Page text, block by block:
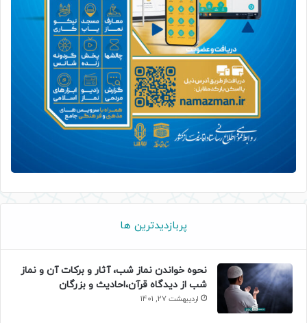
پربازدیدترین ها
نحوه خواندن نماز شب، آثار و برکات آن و نماز
شب از دیدگاه قرآن،احادیث و بزرگان
اردیبهشت 27, 1401